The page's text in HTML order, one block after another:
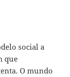
social a
que
O mundo